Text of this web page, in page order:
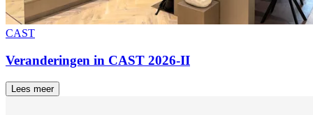
CAST
Veranderingen in CAST 2026-II
Lees meer